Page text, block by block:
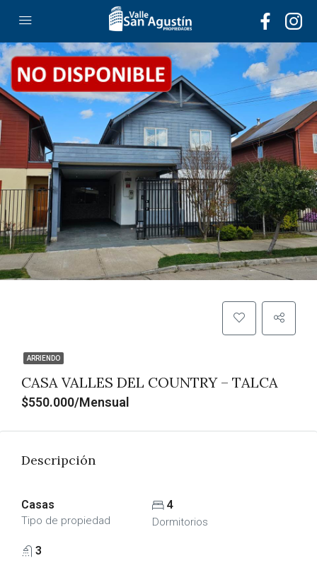
ARRIENDO
CASA VALLES DEL COUNTRY – TALCA
$550.000/Mensual
Descripción
Casas
Tipo de propiedad
4
Dormitorios
3